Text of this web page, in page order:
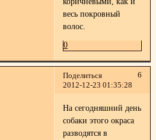
весь покровный
волос.
0
Поделиться
6
2012-12-23 01:35:28
На сегодняшний день
собаки этого окраса
разводятся в